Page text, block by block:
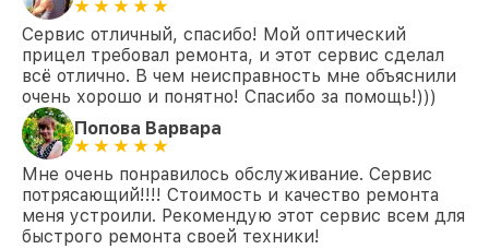
Сервис отличный, спасибо! Мой оптический
прицел требовал ремонта, и этот сервис сделал
всё отлично. В чем неисправность мне объяснили
очень хорошо и понятно! Спасибо за помощь!)))
Попова Варвара
Мне очень понравилось обслуживание. Сервис
потрясающий!!!! Стоимость и качество ремонта
меня устроили. Рекомендую этот сервис всем для
быстрого ремонта своей техники!